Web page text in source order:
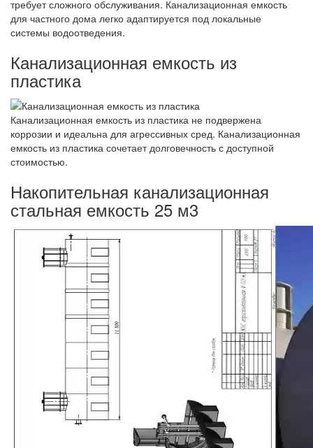
требует сложного обслуживания. Канализационная емкость
для частного дома легко адаптируется под локальные
системы водоотведения.
Канализационная емкость из
пластика
Канализационная емкость из пластика не подвержена
коррозии и идеальна для агрессивных сред. Канализационная
емкость из пластика сочетает долговечность с доступной
стоимостью.
Накопительная канализационная
стальная емкость 25 м3